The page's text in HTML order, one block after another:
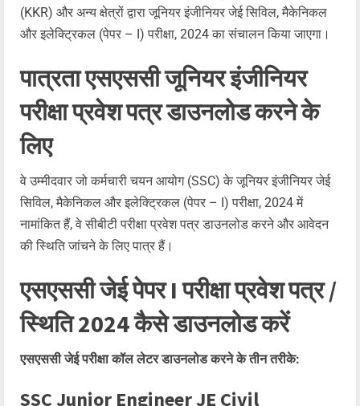
(KKR) और अन्य क्षेत्रों द्वारा जूनियर इंजीनियर जेई सिविल, मैकेनिकल
और इलेक्ट्रिकल (पेपर – I) परीक्षा, 2024 का संचालन किया जाएगा।
पात्रता एसएससी जूनियर इंजीनियर
परीक्षा प्रवेश पत्र डाउनलोड करने के
लिए
वे उम्मीदवार जो कर्मचारी चयन आयोग (SSC) के जूनियर इंजीनियर जेई
सिविल, मैकेनिकल और इलेक्ट्रिकल (पेपर – I) परीक्षा, 2024 में
नामांकित हैं, वे सीबीटी परीक्षा प्रवेश पत्र डाउनलोड करने और आवेदन
की स्थिति जांचने के लिए पात्र हैं।
एसएससी जेई पेपर I परीक्षा प्रवेश पत्र /
स्थिति 2024 कैसे डाउनलोड करें
एसएससी जेई परीक्षा कॉल लेटर डाउनलोड करने के तीन तरीके:
SSC Junior Engineer JE Civil